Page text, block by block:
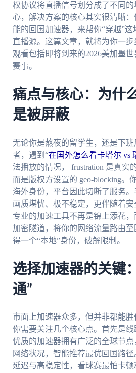
权协议将直播信号划分成了不同
心，解决方案的核心其实很清晰
能的回国加速器，来帮你“穿越”
直播源。这篇文章，就将为你一
观看包括即将到来的2026美加墨
赛事。
痛点与核心：为什
是被屏蔽
无论你是熬夜的留学生，还是下
者，遇到“在国外怎么看卡塔尔 vs
法播放的情况， frustration 是真实
而是版权方设置的 geo-blocking。
海外身份，平台因此切断了服务
画质堪忧、极不稳定，更伴随着
专业的加速工具不再是锦上添花
加密隧道，将你的网络流量路由
得一个“本地”身份，破解限制。
选择加速器的关键
通”
市面上加速器众多，但并非都能胜
你需要关注几个核心点。首先是线
优质的加速器拥有广泛的全球节
网络状况，智能推荐最优回国路
延迟与高稳定性，看球赛最怕卡